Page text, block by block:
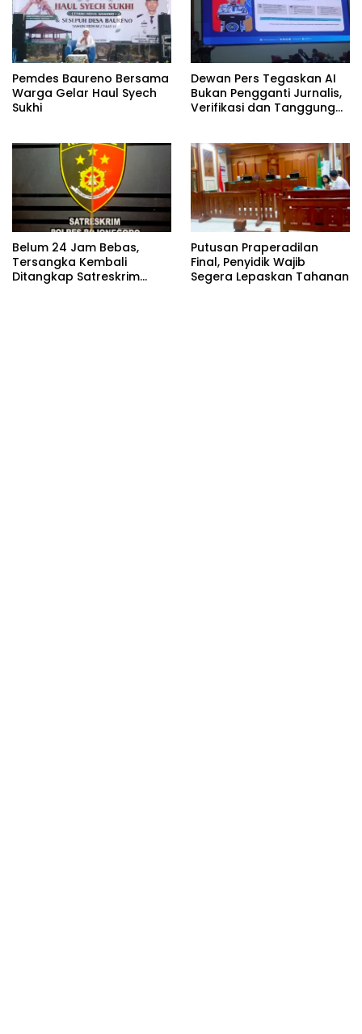
Pemdes Baureno Bersama
Warga Gelar Haul Syech
Sukhi
Dewan Pers Tegaskan AI
Bukan Pengganti Jurnalis,
Verifikasi dan Tanggung
Belum 24 Jam Bebas,
Tersangka Kembali
Ditangkap Satreskrim
Putusan Praperadilan
Final, Penyidik Wajib
Segera Lepaskan Tahanan